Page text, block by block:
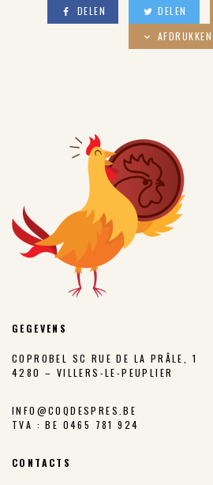
DELEN DELEN
AFDRUKKEN
GEGEVENS
COPROBEL SC RUE DE LA PRÂLE, 1
4280 – VILLERS-LE-PEUPLIER
INFO@COQDESPRES.BE
TVA : BE 0465 781 924
CONTACTS